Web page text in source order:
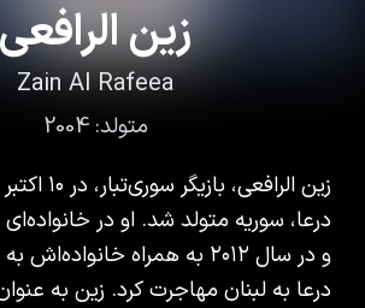
زین الرافعی
Zain Al Rafeea
متولد:2004
درعا، سوریه متولد شد. او در
و در سال ۲۰۱۲ به همراه
درعا به لبنان مهاجرت کرد. زین به